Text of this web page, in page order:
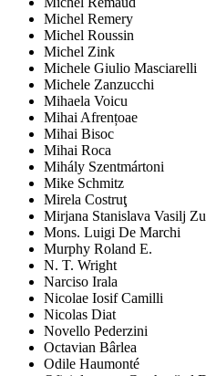
Michel Remery
Michel Roussin
Michel Zink
Michele Giulio Masciarelli
Michele Zanzucchi
Mihaela Voicu
Mihai Afrențoae
Mihai Bisoc
Mihai Roca
Mihály Szentmártoni
Mike Schmitz
Mirela Costruţ
Mirjana Stanislava Vasilj
Mons. Luigi De Marchi
Murphy Roland E.
N. T. Wright
Narciso Irala
Nicolae Iosif Camilli
Nicolas Diat
Novello Pederzini
Octavian Bârlea
Odile Haumonté